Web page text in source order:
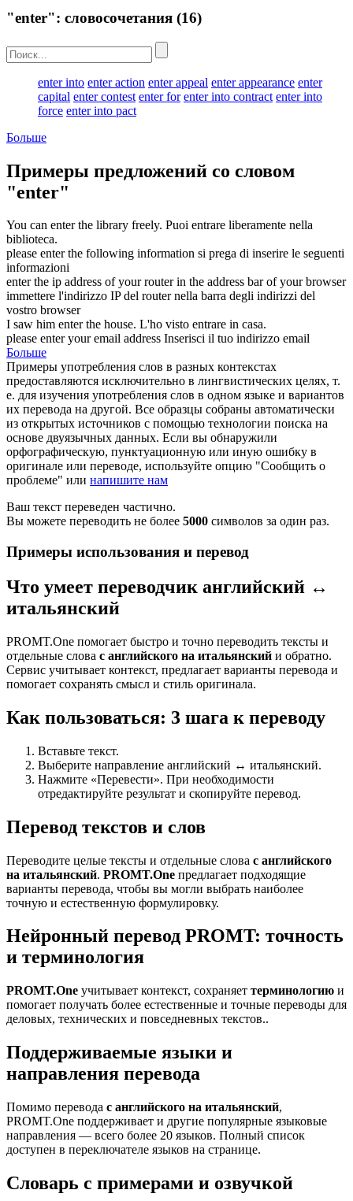
"enter": словосочетания (16)
enter into enter action enter appeal enter appearance enter
capital enter contest enter for enter into contract enter into
force enter into pact
Больше
Примеры предложений со словом
"enter"
You can enterthe library freely. Puoi entrare liberamente nella
biblioteca.
please enterthe following information si prega di inserire le seguenti
informazioni
enterthe ip address of your router in the address bar of your browser
immettere l'indirizzo IP del router nella barra degli indirizzi del
vostro browser
I saw him enterthe house. L'ho visto entrare in casa.
please enteryour email address Inserisci il tuo indirizzo email
Больше
Примеры употребления слов в разных контекстах
предоставляются исключительно в лингвистических целях, т.
е. для изучения употребления слов в одном языке и вариантов
их перевода на другой. Все образцы собраны автоматически
из открытых источников с помощью технологии поиска на
основе двуязычных данных. Если вы обнаружили
орфографическую, пунктуационную или иную ошибку в
оригинале или переводе, используйте опцию "Сообщить о
проблеме" или напишите нам
Ваш текст переведен частично.
Вы можете переводить не более 5000 символов за один раз.
Примеры использования и перевод
Что умеет переводчик английский ↔
итальянский
PROMT.One помогает быстро и точно переводить тексты и
отдельные слова с английского на итальянский и обратно.
Сервис учитывает контекст, предлагает варианты перевода и
помогает сохранять смысл и стиль оригинала.
Как пользоваться: 3 шага к переводу
Вставьте текст.
Выберите направление английский ↔ итальянский.
Нажмите «Перевести». При необходимости
отредактируйте результат и скопируйте перевод.
Перевод текстов и слов
Переводите целые тексты и отдельные слова с английского
на итальянский. PROMT.One предлагает подходящие
варианты перевода, чтобы вы могли выбрать наиболее
точную и естественную формулировку.
Нейронный перевод PROMT: точность
и терминология
PROMT.One учитывает контекст, сохраняет терминологию и
помогает получать более естественные и точные переводы для
деловых, технических и повседневных текстов..
Поддерживаемые языки и
направления перевода
Помимо перевода с английского на итальянский,
PROMT.One поддерживает и другие популярные языковые
направления — всего более 20 языков. Полный список
доступен в переключателе языков на странице.
Словарь с примерами и озвучкой